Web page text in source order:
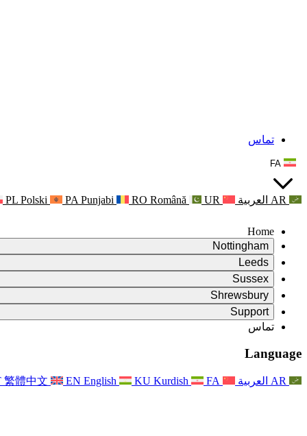
تماس
FA
AR العربية PL Polski PA Punjabi RO Română UR
Home
Nottingham
Review
رئیس بررسی
تیم بررسی مستقل
شرایط مرجع
گزارش نهایی بررسی مستقل
سوالات متداول
For Families
فرآیند بازخورد خانواده
آخرین به‌روزرسانی‌ها
خبرنامه‌ها
Leeds
Review
رئیس بررسی
تیم بررسی مستقل
شرایط مرجع
تماس
حمایت روانی از خانواده‌ها
رویدادها
Sussex
Review
رئیس بررسی
تیم بررسی مستقل
شرایط مرجع
For Families
به روز رسانی برای خانواده ها
Shrewsbury
Review
شرح وظایف برای بررسی زایمان
اطلاعیه ها
Reports
گزارش نهایی بررسی مستقل
اولین گزارش از نشریه ایندیپندنت ریویو
For Families
Support
Leeds
Nottingham
خدمات پشتیبانی روانشناختی خانواده
پشتیبانی بحران سلامت روان
خدمات منطقه‌ای ناتینگهام
تماس
Language
AR العربية 繁體中文 EN English KU Kurdish FA